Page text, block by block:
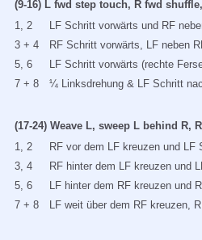
(9-16) L fwd step touch, R fwd
1, 2
3 + 4
5, 6
7 + 8
LF Schritt vorwärts und RF
RF Schritt vorwärts, LF neben
LF Schritt vorwärts (rechte
¼ Linksdrehung & LF Schritt
(17-24) Weave L, sweep L behind R,
1, 2
3, 4
5, 6
7 + 8
RF vor dem LF kreuzen und LF
RF hinter dem LF kreuzen und
LF hinter dem RF kreuzen und
LF weit über dem RF kreuzen,